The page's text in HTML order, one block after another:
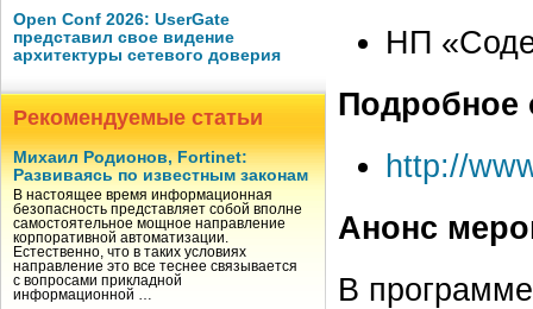
Open Conf 2026: UserGate
представил свое видение
архитектуры сетевого доверия
Рекомендуемые статьи
Михаил Родионов, Fortinet:
Развиваясь по известным законам
В настоящее время информационная
безопасность представляет собой вполне
самостоятельное мощное направление
корпоративной автоматизации.
Естественно, что в таких условиях
направление это все теснее связывается
с вопросами прикладной
информационной …
НП
Подробное
http://
Анонс
В